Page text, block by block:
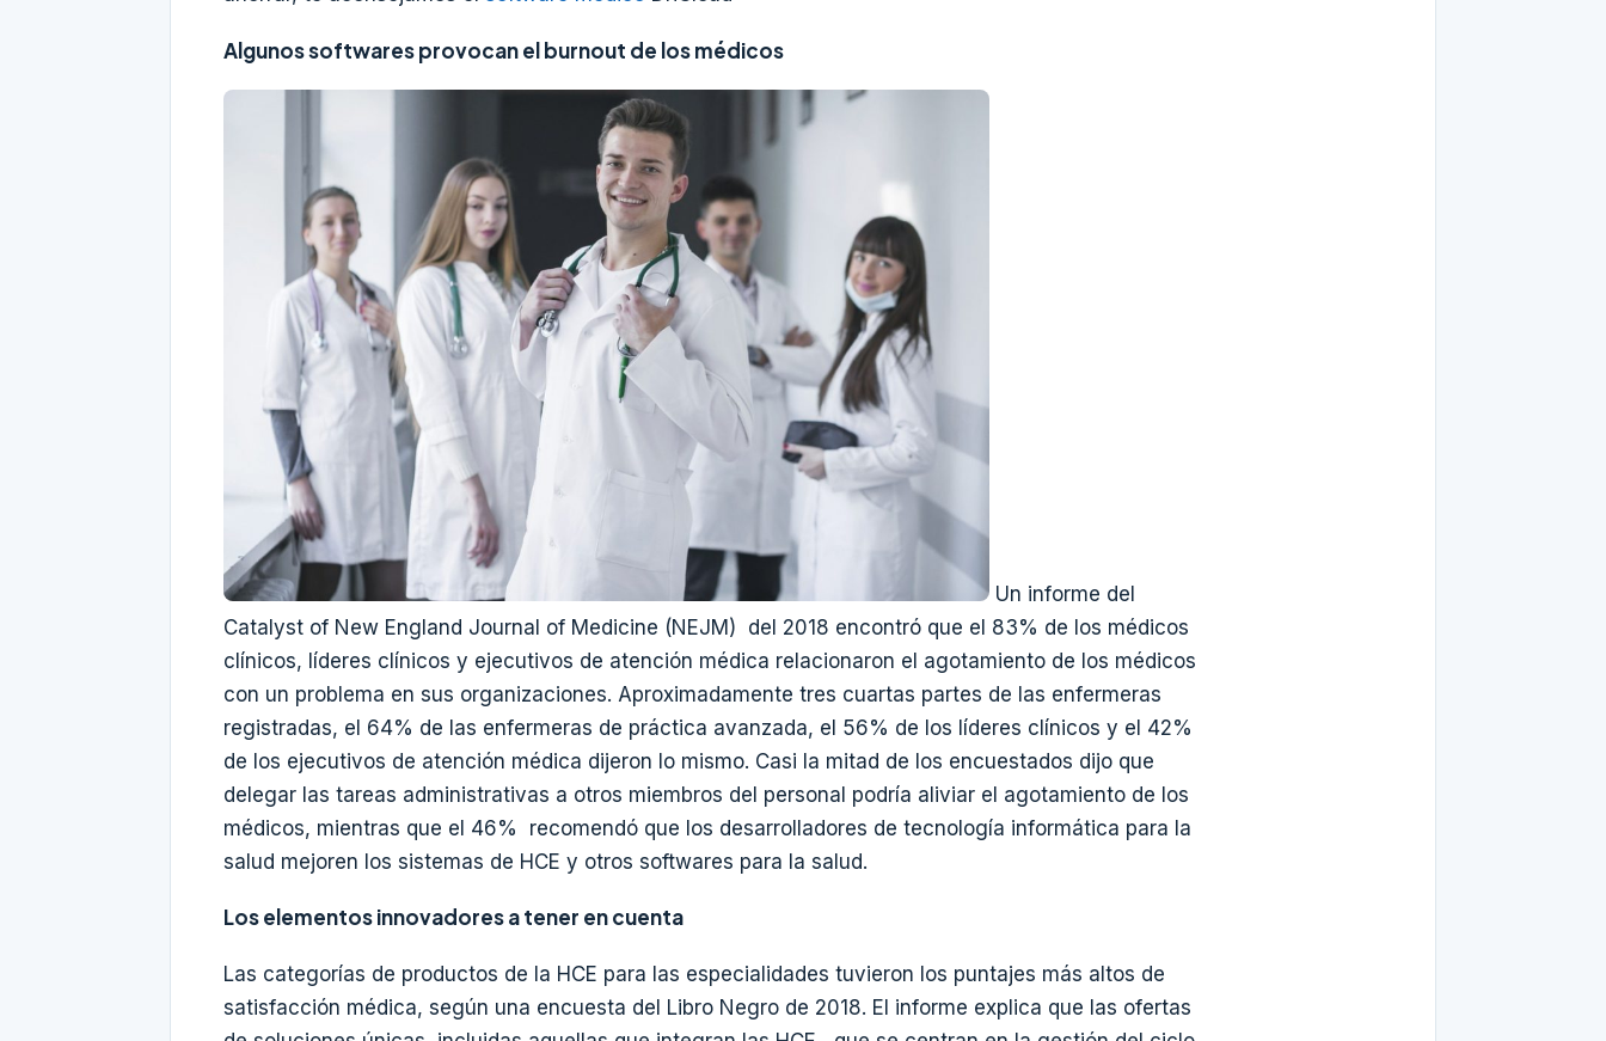
Algunos softwares provocan el burnout de los médicos
Un informe del
Catalyst of New England Journal of Medicine (NEJM) del 2018 encontró que el 83% de los médicos
clínicos, líderes clínicos y ejecutivos de atención médica relacionaron el agotamiento de los médicos
con un problema en sus organizaciones. Aproximadamente tres cuartas partes de las enfermeras
registradas, el 64% de las enfermeras de práctica avanzada, el 56% de los líderes clínicos y el 42%
de los ejecutivos de atención médica dijeron lo mismo. Casi la mitad de los encuestados dijo que
delegar las tareas administrativas a otros miembros del personal podría aliviar el agotamiento de los
médicos, mientras que el 46% recomendó que los desarrolladores de tecnología informática para la
salud mejoren los sistemas de HCE y otros softwares para la salud.
Los elementos innovadores a tener en cuenta
Las categorías de productos de la HCE para las especialidades tuvieron los puntajes más altos de
satisfacción médica, según una encuesta del Libro Negro de 2018. El informe explica que las ofertas